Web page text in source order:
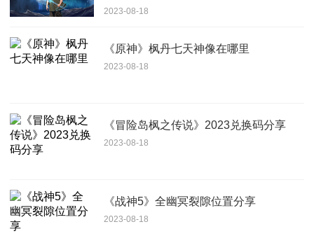
2023-08-18
《原神》枫丹七天神像在哪里
2023-08-18
《冒险岛枫之传说》2023兑换码分享
2023-08-18
《战神5》全幽冥裂隙位置分享
2023-08-18